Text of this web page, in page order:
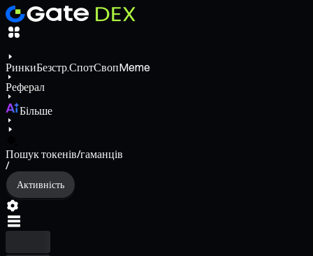
РинкиБезстр.СпотСвопMeme
Реферал
Більше
Пошук токенів/гаманців
/
Активність